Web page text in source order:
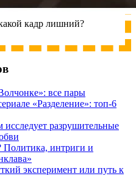
кадр лишний?
все пары
«Разделение»: топ-6
разрушительные
Политика, интриги и
эксперимент или путь к